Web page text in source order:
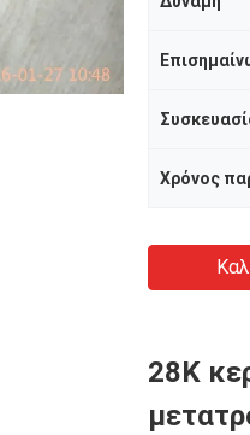
Χρόνος
28K